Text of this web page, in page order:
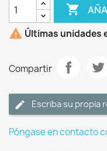

 Últimas unidades
Compartir
Escriba su propia
Póngase en contacto